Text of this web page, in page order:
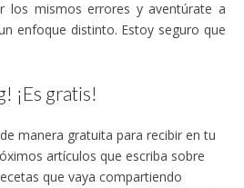
los mismos errores y aventúrate a
enfoque distinto. Estoy seguro que
¡Es gratis!
manera gratuita para recibir en tu
artículos que escriba sobre
que vaya compartiendo